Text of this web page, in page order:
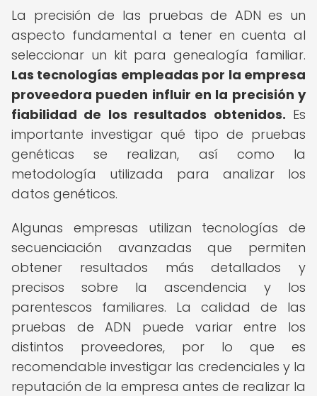
La precisión de las pruebas de ADN es un
aspecto fundamental a tener en cuenta al
seleccionar un kit para genealogía familiar.
Las tecnologías empleadas por la empresa
proveedora pueden influir en la precisión y
fiabilidad de los resultados obtenidos. Es
importante investigar qué tipo de pruebas
genéticas se realizan, así como la
metodología utilizada para analizar los
datos genéticos.
Algunas empresas utilizan tecnologías de
secuenciación avanzadas que permiten
obtener resultados más detallados y
precisos sobre la ascendencia y los
parentescos familiares. La calidad de las
pruebas de ADN puede variar entre los
distintos proveedores, por lo que es
recomendable investigar las credenciales y la
reputación de la empresa antes de realizar la